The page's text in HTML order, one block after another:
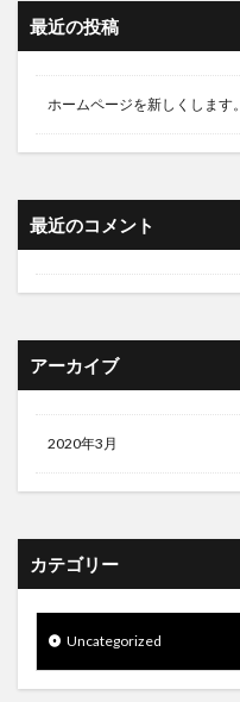
最近の投稿
ホームページを新しくします。
最近のコメント
アーカイブ
2020年3月
カテゴリー
Uncategorized